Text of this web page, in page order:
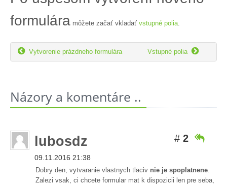
formulára môžete začať vkladať vstupné polia.
 Vytvorenie prázdneho formulára Vstupné polia 
Názory a komentáre ..
lubosdz
09.11.2016 21:38
# 2 
Dobry den, vytvaranie vlastnych tlaciv nie je spoplatnene.
Zalezi vsak, ci chcete formular mat k dispozicii len pre seba,